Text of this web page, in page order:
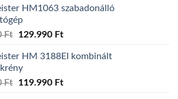
HM1063 szabadonálló
Ft
Original
was:
139.990 Ft.
129.990 FtCurrent
is:
HM 3188EI kombinált
Ft
Original
119.990 FtCurrent